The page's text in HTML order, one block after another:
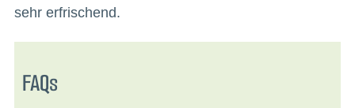
sehr erfrischend.
FAQs